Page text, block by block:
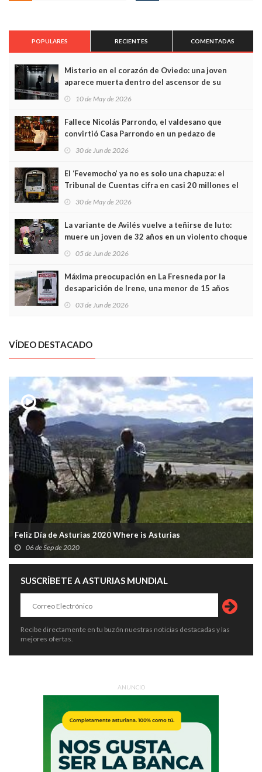
POPULARES RECIENTES COMENTADAS
Misterio en el corazón de Oviedo: una joven
aparece muerta dentro del ascensor de su
edificio y las cámaras captan sus últimos minutos
10 de May de 2026
Fallece Nicolás Parrondo, el valdesano que
convirtió Casa Parrondo en un pedazo de
Asturias en Madrid
30 de Jun de 2026
El ‘Fevemocho’ ya no es solo una chapuza: el
Tribunal de Cuentas cifra en casi 20 millones el
sobrecoste de los trenes que no cabían por los
30 de May de 2026
La variante de Avilés vuelve a teñirse de luto:
muere un joven de 32 años en un violento choque
frontal
05 de Jun de 2026
Máxima preocupación en La Fresneda por la
desaparición de Irene, una menor de 15 años
03 de Jun de 2026
VÍDEO DESTACADO
Feliz Día de Asturias 2020 Where is Asturias
06 de Sep de 2020
SUSCRÍBETE A ASTURIAS MUNDIAL
Recibe directamente en tu buzón nuestras noticias destacadas y las
mejores ofertas.
ANUNCIO